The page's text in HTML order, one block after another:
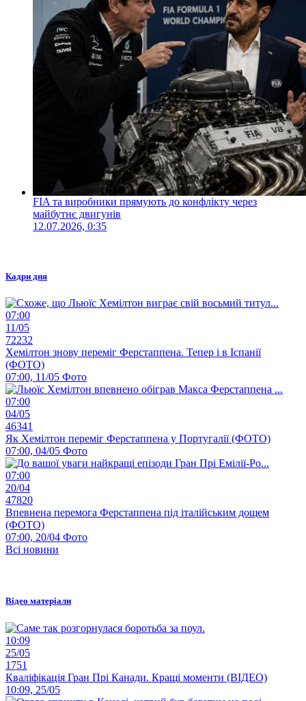
FIA та виробники прямують до конфлікту через
майбутнє двигунів
12.07.2026, 0:35
Кадри дня
07:00
11/05
72232
Хемілтон знову переміг Ферстаппена. Тепер і в Іспанії
(ФОТО)
07:00, 11/05 Фото
07:00
04/05
46341
Як Хемілтон переміг Ферстаппена у Португалії (ФОТО)
07:00, 04/05 Фото
07:00
20/04
47820
Впевнена перемога Ферстаппена під італійським дощем
(ФОТО)
07:00, 20/04 Фото
Всі новини
Відео матеріали
10:09
25/05
1751
Кваліфікація Гран Прі Канади. Кращі моменти (ВІДЕО)
10:09, 25/05